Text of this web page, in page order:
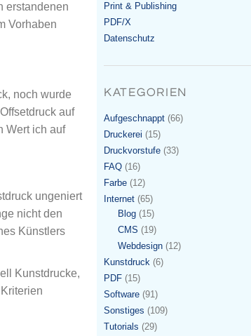
erstandenen
Vorhaben
noch wurde
auf
Wert ich auf
ungeniert
nicht den
Künstlers
Kunstdrucke,
Print & Publishing
PDF/X
Datenschutz
KATEGORIEN
Aufgeschnappt (66)
Druckerei (15)
Druckvorstufe (33)
FAQ (16)
Farbe (12)
Internet (65)
Blog (15)
CMS (19)
Webdesign (12)
Kunstdruck (6)
PDF (15)
Software (91)
Sonstiges (109)
Tutorials (29)